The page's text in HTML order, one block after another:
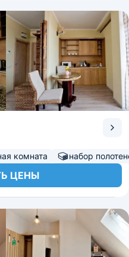
комната набор
ЦЕНЫ